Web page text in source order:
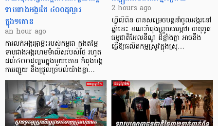
ទាបជាងអង្ករថៃ ៤០០ដុល្លារ
ក្នុង១តោន
an hour ago
ការលក់អង្ករផ្កាម្លិះរបស់កម្ពុជា ក្នុងតម្លៃ
ទាបជាងអង្ករហមម៉ាលិសរបស់ថៃ រហូត
ដល់៤០០ដុល្លារក្នុងមួយតោន កំពុងបង្ក
ការរញ្ជួយ និងជ្រួលច្របល់យ៉ាងខ្លា…
2 hours ago
ហ្វីលីពីន បាន​សម្រេចបន្តនាំចូលអង្ករនៅ
ឆ្នាំនេះ ខណៈកំពុងព្រួយបារម្ភថា បាតុភូត
ធម្មជាតិអែលនីណូ ដ៏ខ្លាំងក្លា​ អាចនឹង
ធ្វើឱ្យផលិតកម្មស្រូវក្នុងស្រុ…